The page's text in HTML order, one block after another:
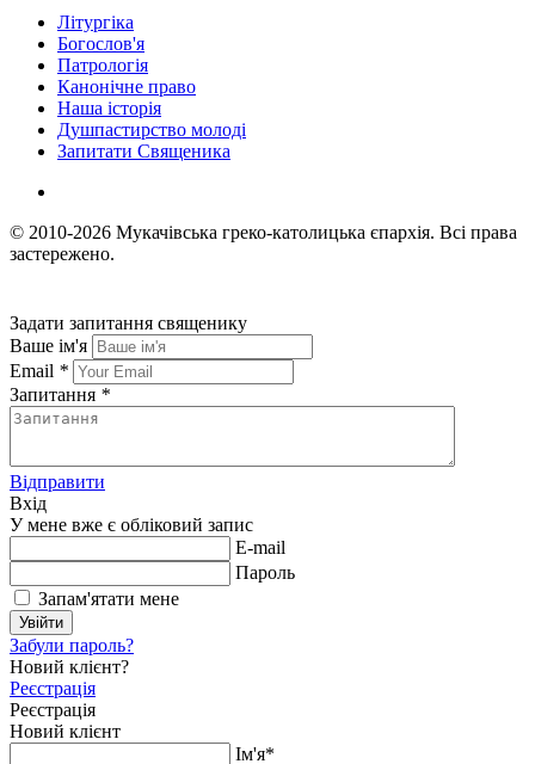
Літургіка
Богослов'я
Патрологія
Канонічне право
Наша історія
Душпастирство молоді
Запитати Священика
© 2010-2026 Мукачівська греко-католицька єпархія. Всі права
застережено.
Задати запитання священику
Ваше ім'я
Email *
Запитання *
Відправити
Вхід
У мене вже є обліковий запис
E-mail
Пароль
Запам'ятати мене
Увійти
Забули пароль?
Новий клієнт?
Реєстрація
Реєстрація
Новий клієнт
Ім'я*